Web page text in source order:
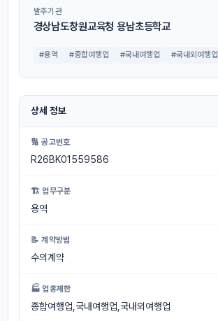
발주기관
경상남도창원교육청 용남초등학교
#용역 #종합여행업 #국내여행업 #국내외여행업
상세 정보
🔢 공고번호
R26BK01559586
🏗 업무구분
용역
📝 계약방법
수의계약
🏭 업종제한
종합여행업,국내여행업,국내외여행업